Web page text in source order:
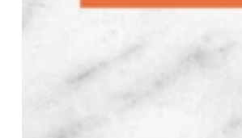
&amp; Entertainment Award.
featuring leaders, reformers, and
veuillez m’envoyer un message